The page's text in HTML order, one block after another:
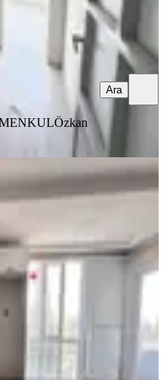
Özkan
Ara
Emniyet Müdürlüğü
2+0 Kiralık Daire
Evler Mahallesi
31.07.2026